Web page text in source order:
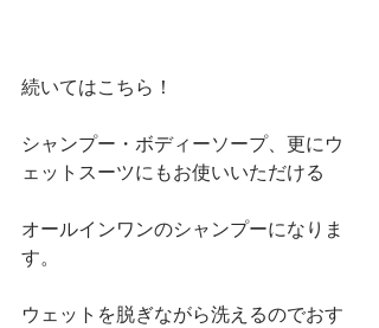
続いてはこちら！
シャンプー・ボディーソープ、更にウ
ェットスーツにもお使いいただける
オールインワンのシャンプーになりま
す。
ウェットを脱ぎながら洗えるのでおす